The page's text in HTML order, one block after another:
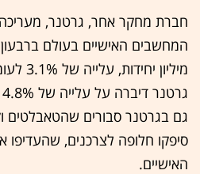
חברת מחקר אחר, גרטנר,
גם בגרטנר סבורים שהטאבלטים
סיפקו חלופה לצרכנים,
האישיים.